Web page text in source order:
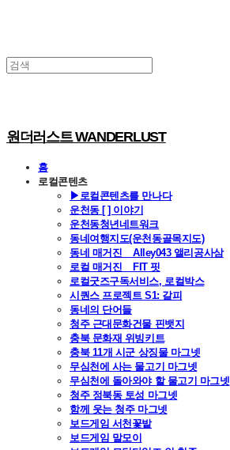
원더러스트 WANDERLUST
홈
로컬콘텐츠
▶로컬콘텐츠를 만나다
운천동 [ ] 이야기
운천동청년네트워크
동네여행지도(운천동골목지도)
동네 매거진 _ Alley043 앨리공사삼
로컬 매거진 _ FIT 핏
로컬굿즈구독서비스, 로컬박스
시퀀스 프로젝트 S1: 갈피
동네의 단어들
청주 근대문화건물 핀뱃지
충북 문화재 위빙키트
충북 11개 시군 상징물 마그넷
무심천에 사는 물고기 마그넷
무심천에 돌아와야 할 물고기 마그넷
청주 정북동 토성 마그넷
함께 웃는 청주 마그넷
보드게임 서천꽃밭
보드게임 말모이